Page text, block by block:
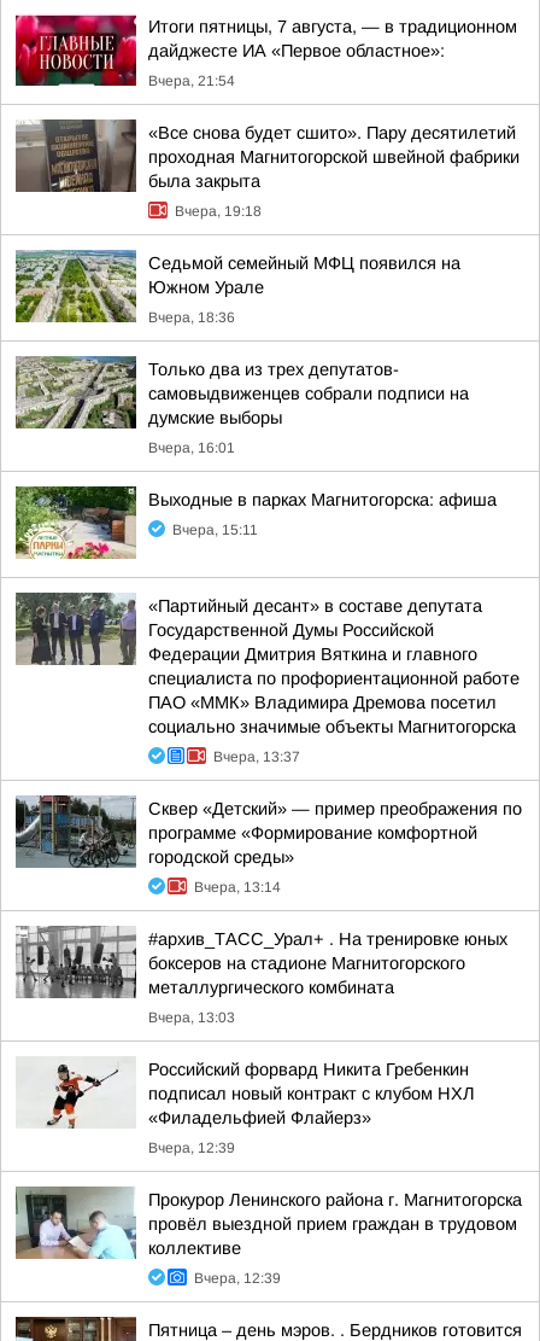
Итоги пятницы, 7 августа, — в традиционном
дайджесте ИА «Первое областное»:
Вчера, 21:54
«Все снова будет сшито». Пару десятилетий
проходная Магнитогорской швейной фабрики
была закрыта
Вчера, 19:18
Седьмой семейный МФЦ появился на
Южном Урале
Вчера, 18:36
Только два из трех депутатов-
самовыдвиженцев собрали подписи на
думские выборы
Вчера, 16:01
Выходные в парках Магнитогорска: афиша
Вчера, 15:11
«Партийный десант» в составе депутата
Государственной Думы Российской
Федерации Дмитрия Вяткина и главного
специалиста по профориентационной работе
ПАО «ММК» Владимира Дремова посетил
социально значимые объекты Магнитогорска
Вчера, 13:37
Сквер «Детский» — пример преображения по
программе «Формирование комфортной
городской среды»
Вчера, 13:14
#архив_ТАСС_Урал+ . На тренировке юных
боксеров на стадионе Магнитогорского
металлургического комбината
Вчера, 13:03
Российский форвард Никита Гребенкин
подписал новый контракт с клубом НХЛ
«Филадельфией Флайерз»
Вчера, 12:39
Прокурор Ленинского района г. Магнитогорска
провёл выездной прием граждан в трудовом
коллективе
Вчера, 12:39
Пятница – день мэров. . Бердников готовится